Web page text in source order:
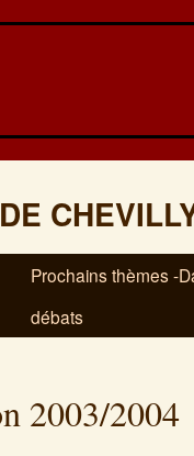
Prochains thèmes -
débats
2003/2004